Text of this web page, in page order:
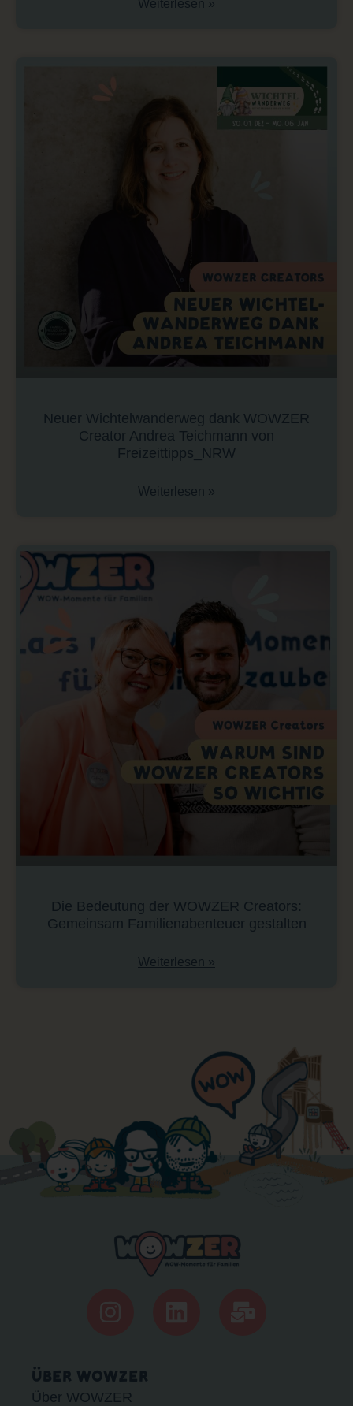
Weiterlesen »
Neuer Wichtelwanderweg dank WOWZER
Creator Andrea Teichmann von
Freizeittipps_NRW
Weiterlesen »
Die Bedeutung der WOWZER Creators:
Gemeinsam Familienabenteuer gestalten
Weiterlesen »
ÜBER WOWZER
Über WOWZER